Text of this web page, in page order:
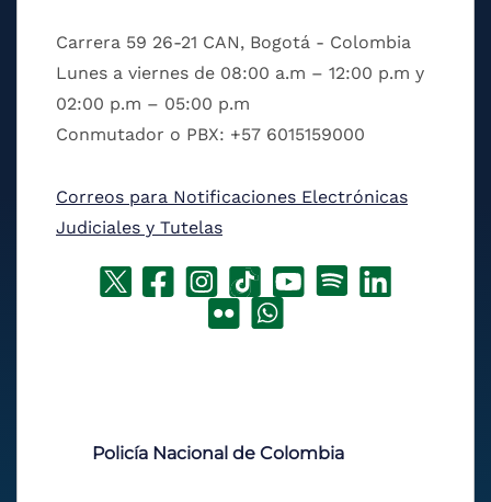
Carrera 59 26-21 CAN, Bogotá - Colombia
Lunes a viernes de 08:00 a.m – 12:00 p.m y
02:00 p.m – 05:00 p.m
Conmutador o PBX: +57 6015159000
Correos para Notificaciones Electrónicas
Judiciales y Tutelas
Policía Nacional de Colombia